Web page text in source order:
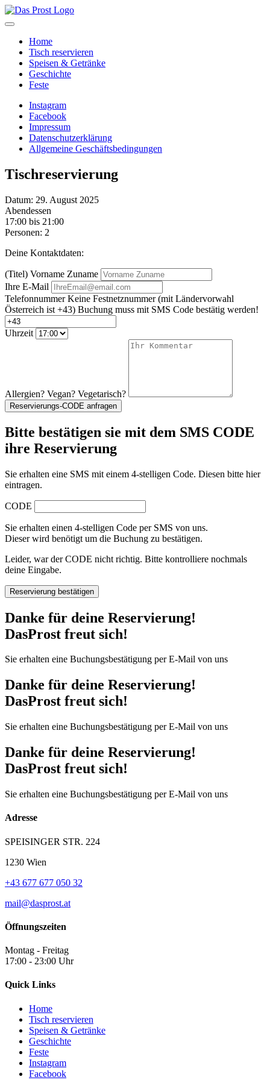
Home
Tisch reservieren
Speisen & Getränke
Geschichte
Feste
Instagram
Facebook
Impressum
Datenschutzerklärung
Allgemeine Geschäftsbedingungen
Tischreservierung
Datum: 29. August 2025
Abendessen
17:00 bis 21:00
Personen: 2
Deine Kontaktdaten:
(Titel) Vorname Zuname
Ihre E-Mail
TelefonnummerKeine Festnetznummer (mit Ländervorwahl
Österreich ist +43) Buchung muss mit SMS Code bestätig werden!
Uhrzeit
Allergien? Vegan? Vegetarisch?
Reservierungs-CODE anfragen
Bitte bestätigen sie mit dem SMS CODE
ihre Reservierung
Sie erhalten eine SMS mit einem 4-stelligen Code. Diesen bitte hier
eintragen.
CODE
Sie erhalten einen 4-stelligen Code per SMS von uns.
Dieser wird benötigt um die Buchung zu bestätigen.
Leider, war der CODE nicht richtig. Bitte kontrolliere nochmals
deine Eingabe.
Reservierung bestätigen
Danke für deine Reservierung!
DasProst freut sich!
Sie erhalten eine Buchungsbestätigung per E-Mail von uns
Danke für deine Reservierung!
DasProst freut sich!
Sie erhalten eine Buchungsbestätigung per E-Mail von uns
Danke für deine Reservierung!
DasProst freut sich!
Sie erhalten eine Buchungsbestätigung per E-Mail von uns
Adresse
SPEISINGER STR. 224
1230 Wien
+43 677 677 050 32
mail@dasprost.at
Öffnungszeiten
Montag - Freitag
17:00 - 23:00 Uhr
Quick Links
Home
Tisch reservieren
Speisen & Getränke
Geschichte
Feste
Instagram
Facebook